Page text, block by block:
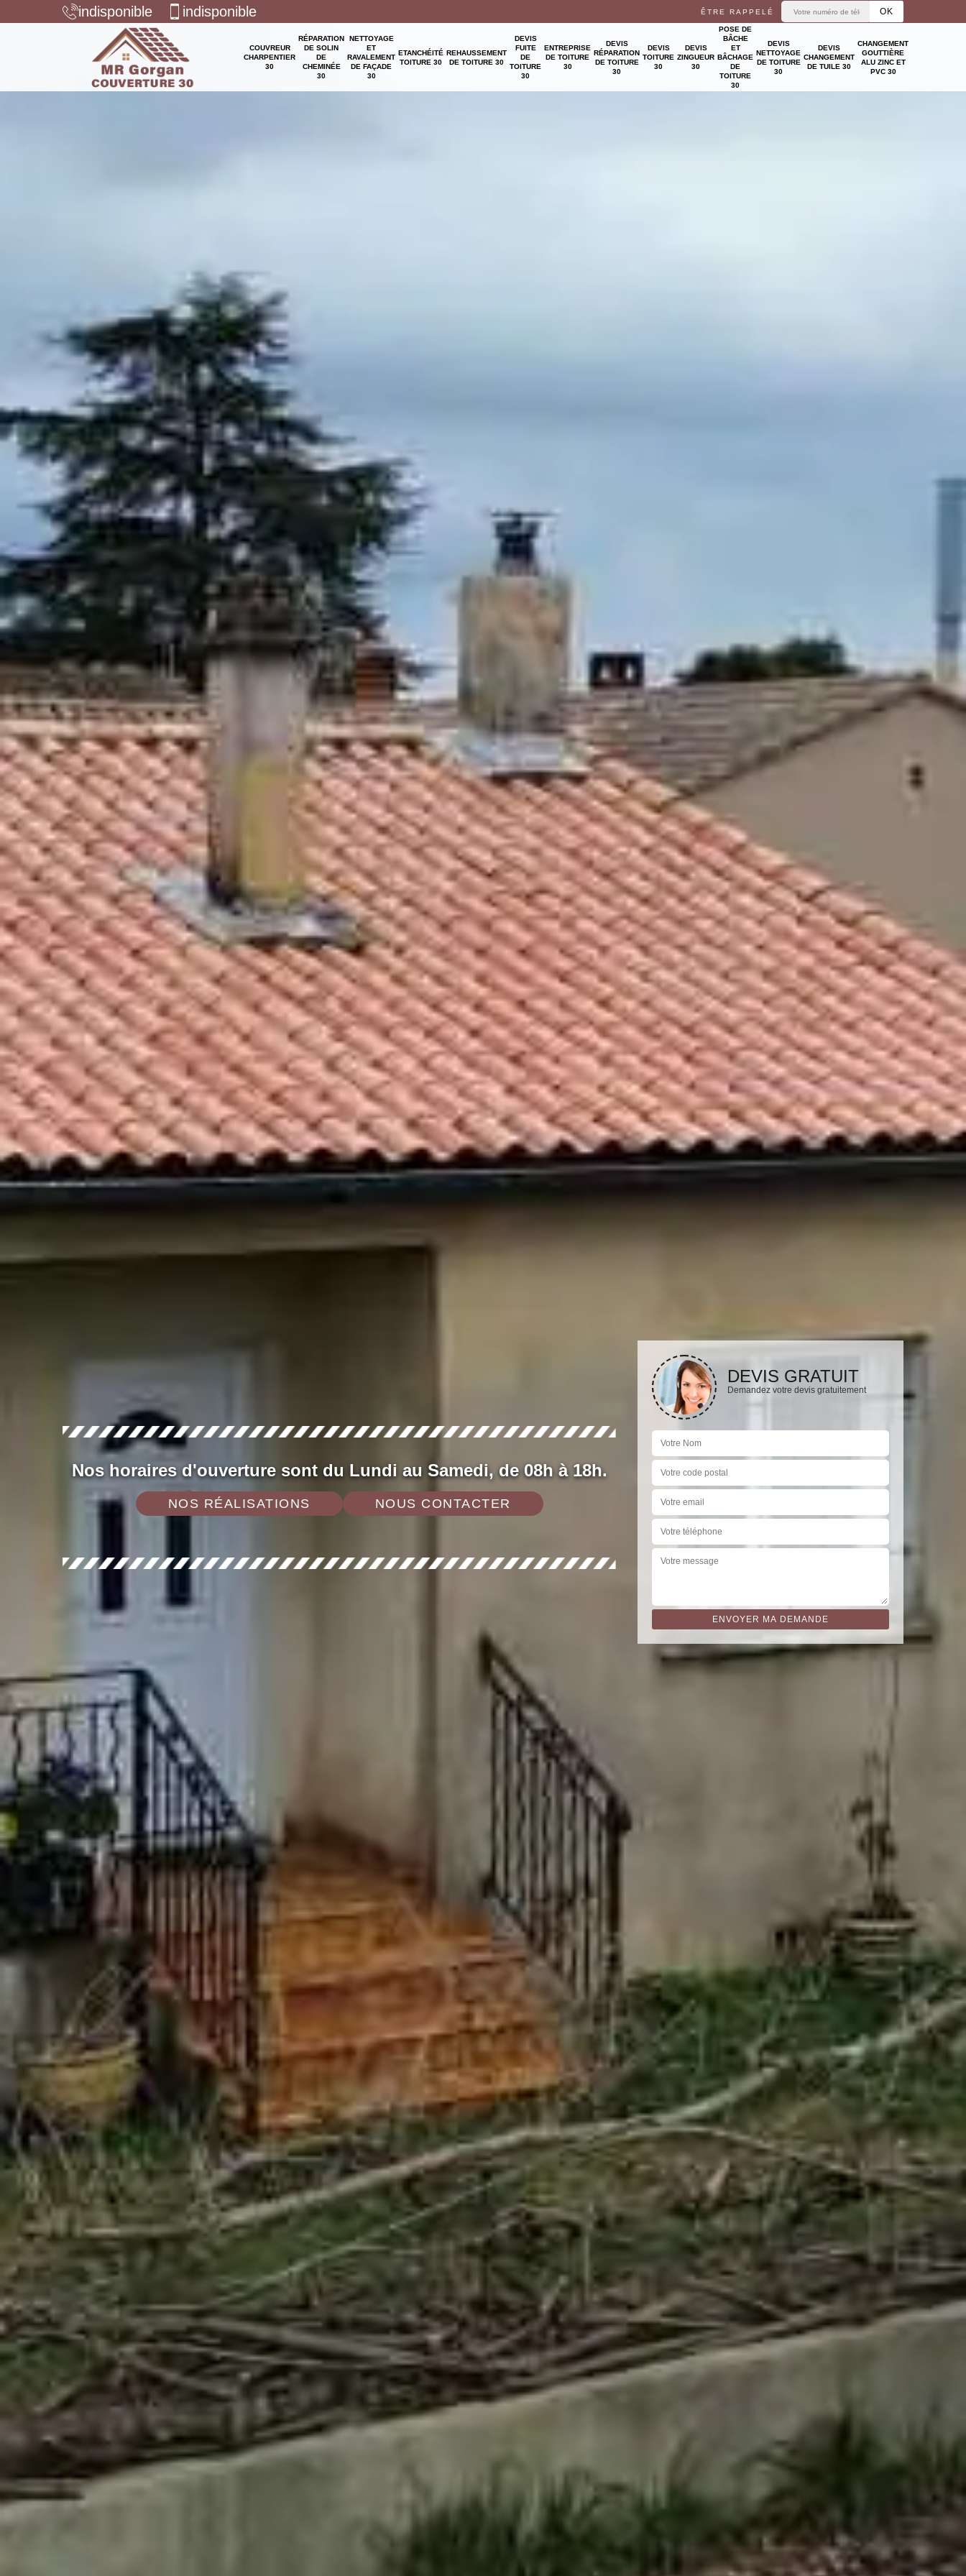
indisponible indisponible ÊTRE RAPPELÉ
COUVREUR
CHARPENTIER
30
RÉPARATION
DE SOLIN
DE
CHEMINÉE
30
NETTOYAGE
ET
RAVALEMENT
DE FAÇADE
30
ETANCHÉITÉ
TOITURE 30
REHAUSSEMENT
DE TOITURE 30
DEVIS
FUITE
DE
TOITURE
30
ENTREPRISE
DE TOITURE
30
DEVIS
RÉPARATION
DE TOITURE
30
DEVIS
TOITURE
30
DEVIS
ZINGUEUR
30
POSE DE
BÂCHE
ET
BÂCHAGE
DE
TOITURE
30
DEVIS
NETTOYAGE
DE TOITURE
30
DEVIS
CHANGEMENT
DE TUILE 30
CHANGEMENT
GOUTTIÈRE
ALU ZINC ET
PVC 30
Nos horaires d'ouverture sont du Lundi au Samedi, de 08h à 18h.
NOS RÉALISATIONS NOUS CONTACTER
DEVIS GRATUIT
Demandez votre devis gratuitement